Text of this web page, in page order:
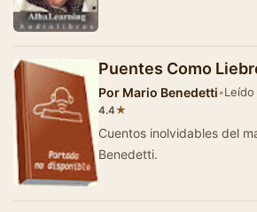
Puentes Como
Por Mario Benedetti•
4.4★
Cuentos inolvidables del
Benedetti.